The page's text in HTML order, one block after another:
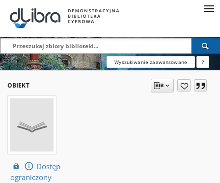
Wyszukiwanie zaawansowane ?
OBIEKT
Dostęp
ograniczony